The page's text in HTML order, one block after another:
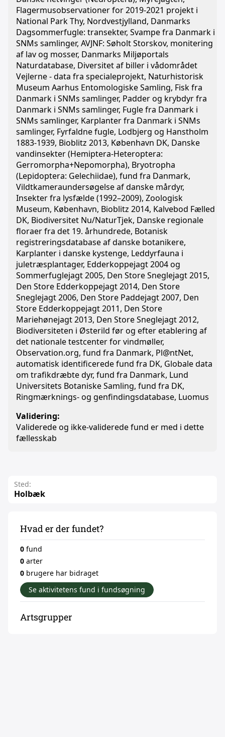
Flagermusobservationer for 2019-2021 projekt i
National Park Thy, Nordvestjylland, Danmarks
Dagsommerfugle: transekter, Svampe fra Danmark i
SNMs samlinger, AVJNF: Søholt Storskov, monitering
af lav og mosser, Danmarks Miljøportals
Naturdatabase, Diversitet af biller i vådområdet
Vejlerne - data fra specialeprojekt, Naturhistorisk
Museum Aarhus Entomologiske Samling, Fisk fra
Danmark i SNMs samlinger, Padder og krybdyr fra
Danmark i SNMs samlinger, Fugle fra Danmark i
SNMs samlinger, Karplanter fra Danmark i SNMs
samlinger, Fyrfaldne fugle, Lodbjerg og Hanstholm
1883-1939, Bioblitz 2013, København DK, Danske
vandinsekter (Hemiptera-Heteroptera:
Gerromorpha+Nepomorpha), Bryotropha
(Lepidoptera: Gelechiidae), fund fra Danmark,
Vildtkameraundersøgelse af danske mårdyr,
Insekter fra lysfælde (1992–2009), Zoologisk
Museum, København, Bioblitz 2014, Kalvebod Fælled
DK, Biodiversitet Nu/NaturTjek, Danske regionale
floraer fra det 19. århundrede, Botanisk
registreringsdatabase af danske botanikere,
Karplanter i danske kystenge, Leddyrfauna i
juletræsplantager, Edderkoppejagt 2004 og
Sommerfuglejagt 2005, Den Store Sneglejagt 2015,
Den Store Edderkoppejagt 2014, Den Store
Sneglejagt 2006, Den Store Paddejagt 2007, Den
Store Edderkoppejagt 2011, Den Store
Mariehønejagt 2013, Den Store Sneglejagt 2012,
Biodiversiteten i Østerild før og efter etablering af
det nationale testcenter for vindmøller,
Observation.org, fund fra Danmark, Pl@ntNet,
automatisk identificerede fund fra DK, Globale data
om trafikdræbte dyr, fund fra Danmark, Lund
Universitets Botaniske Samling, fund fra DK,
Ringmærknings- og genfindingsdatabase, Luomus
Validering:
Validerede og ikke-validerede fund er med i dette
fællesskab
Sted:
Holbæk
Hvad er der fundet?
0 fund
0 arter
0 brugere har bidraget
Se aktivitetens fund i fundsøgning
Artsgrupper